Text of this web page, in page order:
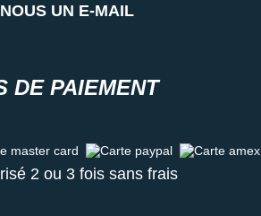
UN E-MAIL
DE PAIEMENT
card Carte paypal Carte amex
2 ou 3 fois sans frais